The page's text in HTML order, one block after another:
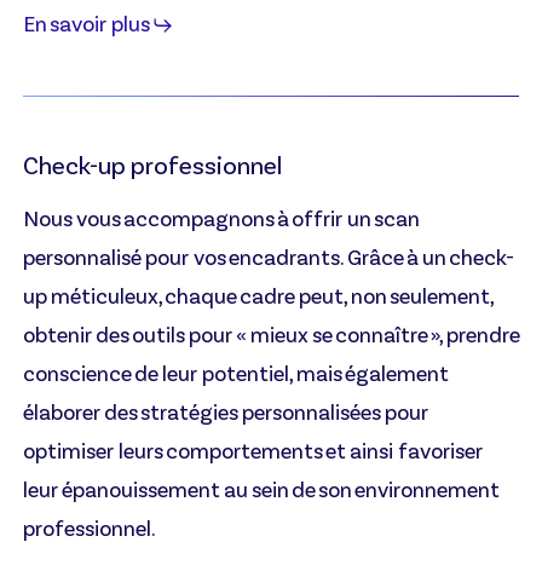
En savoir plus
Check-up professionnel
Nous vous accompagnons à offrir un scan
personnalisé pour vos encadrants. Grâce à un check-
up méticuleux, chaque cadre peut, non seulement,
obtenir des outils pour « mieux se connaître », prendre
conscience de leur potentiel, mais également
élaborer des stratégies personnalisées pour
optimiser leurs comportements et ainsi favoriser
leur épanouissement au sein de son environnement
professionnel.